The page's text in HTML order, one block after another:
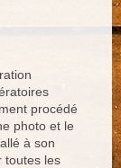
procédé
photo et le
à son
toutes les